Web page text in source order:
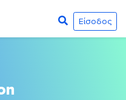
Είσοδος